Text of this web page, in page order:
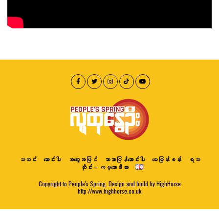
သတင်း ဆောင်းပါး အတွေးအမြင် ဘာသာပြန်ဆောင်းပါး မေးမြန်းခန်း
ရသ
ထိုင်း – ကမ္ဘောဒီးယား
Copyright to People's Spring. Design and build by HighHorse
http://www.highhorse.co.uk